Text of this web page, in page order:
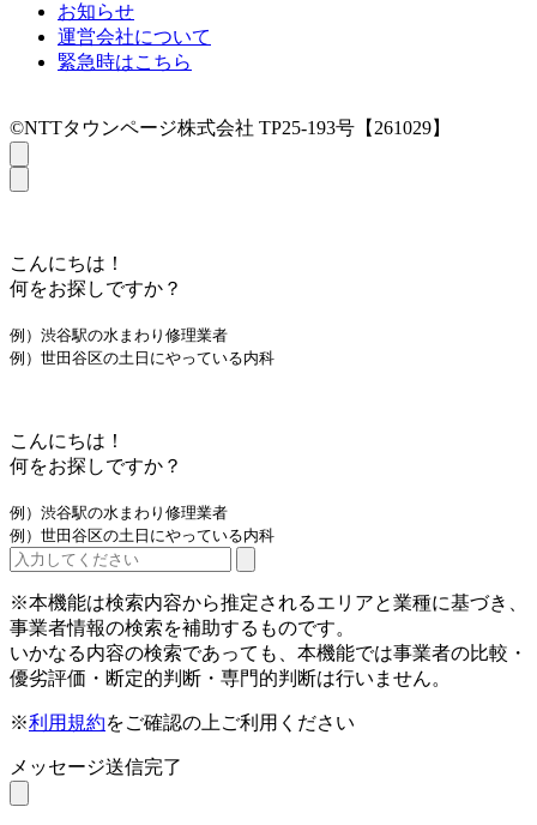
お知らせ
運営会社について
緊急時はこちら
©NTTタウンページ株式会社 TP25-193号【261029】
こんにちは！
何をお探しですか？
例）渋谷駅の水まわり修理業者
例）世田谷区の土日にやっている内科
こんにちは！
何をお探しですか？
例）渋谷駅の水まわり修理業者
例）世田谷区の土日にやっている内科
※本機能は検索内容から推定されるエリアと業種に基づき、
事業者情報の検索を補助するものです。
いかなる内容の検索であっても、本機能では事業者の比較・
優劣評価・断定的判断・専門的判断は行いません。
※利用規約をご確認の上ご利用ください
メッセージ送信完了